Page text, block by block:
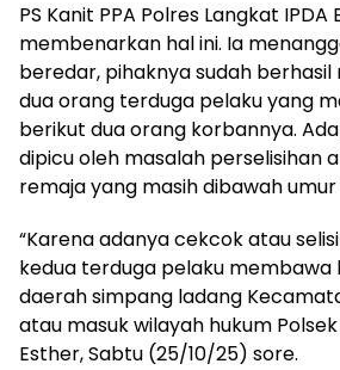
PS Kanit PPA Polres Langkat IPDA
membenarkan hal ini. Ia
beredar, pihaknya sudah
dua orang terduga pelaku yang
berikut dua orang korbannya.
dipicu oleh masalah perselisihan
remaja yang masih dibawah
“Karena adanya cekcok atau
kedua terduga pelaku membawa
daerah simpang ladang
atau masuk wilayah hukum Polsek
Esther, Sabtu (25/10/25) sore.